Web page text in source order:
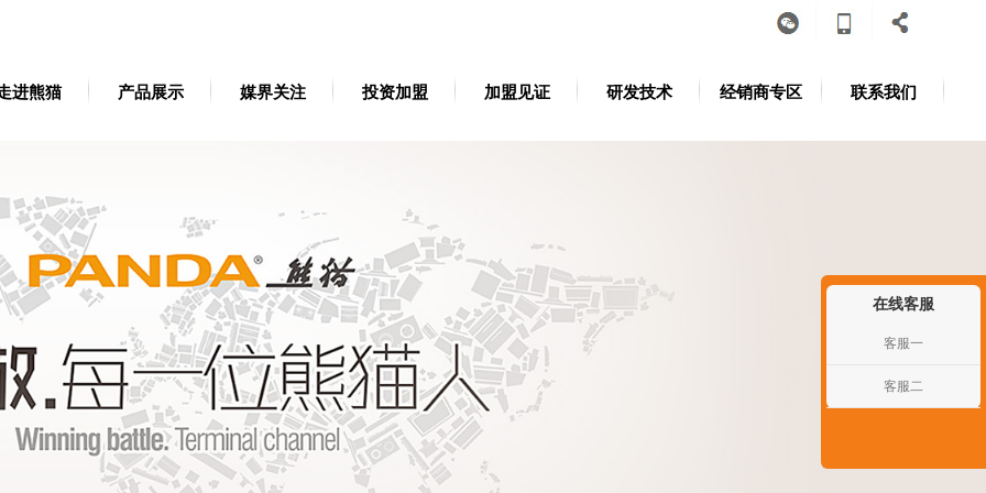
进熊猫 产品展示 媒界关注 投资加盟 加盟见证 研发技术 经销商专区 联系我们
在线客服
客服一
客服二